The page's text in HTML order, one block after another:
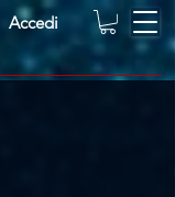
Accedi